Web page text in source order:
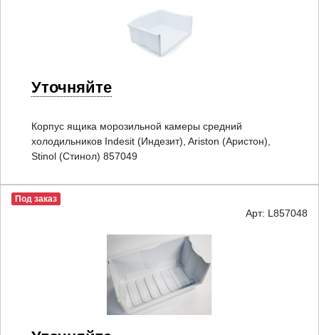
Уточняйте
Корпус ящика морозильной камеры средний
холодильников Indesit (Индезит), Ariston (Аристон),
Stinol (Стинол) 857049
Под заказ
Арт: L857048